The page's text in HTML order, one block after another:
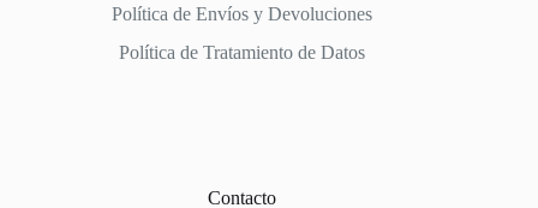
Política de Envíos y Devoluciones
Política de Tratamiento de Datos
Contacto